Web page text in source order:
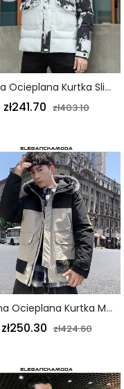
Męska Ocieplana Kurtka Slim Gruby Kamuflaż Kaptur Outdoor Biały
zł241.70 zł403.10
Modna Ocieplana Kurtka Męska Z Futrzanym Kołnierzem Luźna Duża Kieszeń Z Kapturem Beżowa
zł250.30 zł424.60